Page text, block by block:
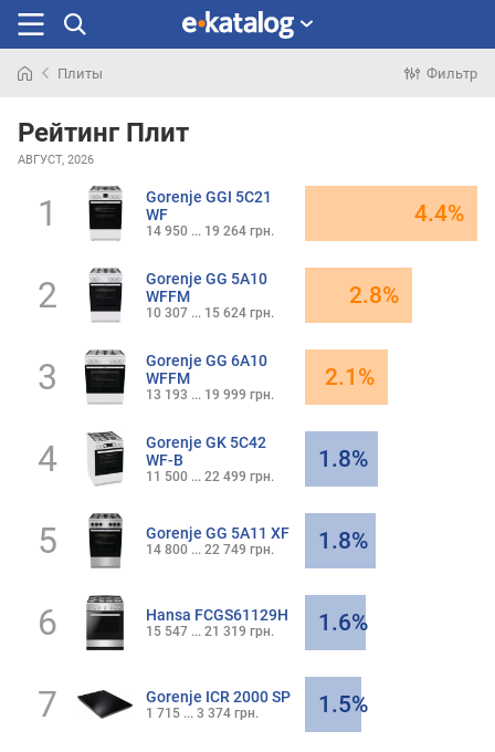
раньше
Плиты Фильтр
Рейтинг Плит
АВГУСТ, 2026
1
Gorenje GGI 5C21
WF
14 950 ... 19 264 грн.
4.4%
2
Gorenje GG 5A10
WFFM
10 307 ... 15 624 грн.
2.8%
3
Gorenje GG 6A10
WFFM
13 193 ... 19 999 грн.
2.1%
4
Gorenje GK 5C42
WF-B
11 500 ... 22 499 грн.
1.8%
5 Gorenje GG 5A11 XF
14 800 ... 22 749 грн. 1.8%
6 Hansa FCGS61129H
15 547 ... 21 319 грн. 1.6%
7 Gorenje ICR 2000 SP
1 715 ... 3 374 грн. 1.5%